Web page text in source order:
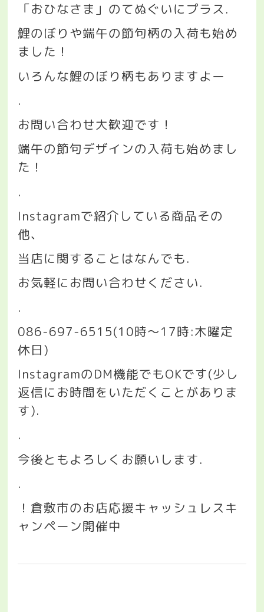
「おひなさま」のてぬぐいにプラス .
鯉のぼりや端午の節句柄の入荷も始め
ました！
いろんな鯉のぼり柄もありますよー
.
お問い合わせ大歓迎です！
端午の節句デザインの入荷も始めまし
た！
.
Instagramで紹介している商品その
他、
当店に関することはなんでも.
お気軽にお問い合わせください.
.
086-697-6515(10時〜17時:木曜定
休日)
InstagramのDM機能でもOKです(少し
返信にお時間をいただくことがありま
す).
.
今後ともよろしくお願いします.
.
！倉敷市のお店応援キャッシュレスキ
ャンペーン開催中